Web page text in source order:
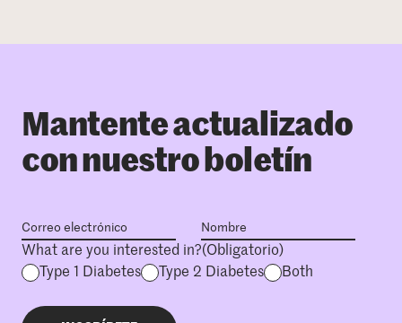
Mantente actualizado
con nuestro boletín
What are you interested in?(Obligatorio)
Type 1 Diabetes
Type 2 Diabetes Both